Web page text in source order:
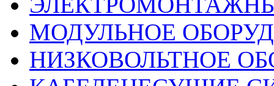
МОДУЛЬНОЕ
НИЗКОВОЛЬТНОЕ